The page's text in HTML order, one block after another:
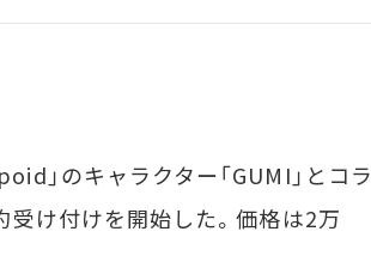
」のキャラクター「GUMI」とコラ
受け付けを開始した。価格は2万